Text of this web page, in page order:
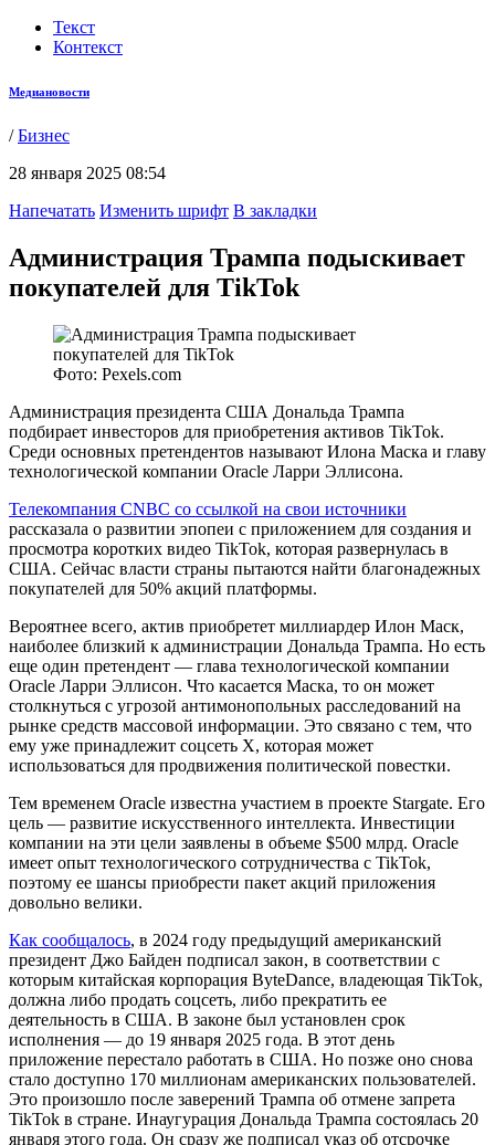
Текст
Контекст
Медиановости
/Бизнес
28 января 2025 08:54
Напечатать Изменить шрифт В закладки
Администрация Трампа подыскивает
покупателей для TikTok
Фото: Pexels.com
Администрация президента США Дональда Трампа
подбирает инвесторов для приобретения активов TikTok.
Среди основных претендентов называют Илона Маска и главу
технологической компании Oracle Ларри Эллисона.
Телекомпания CNBC со ссылкой на свои источники
рассказала о развитии эпопеи с приложением для создания и
просмотра коротких видео TikTok, которая развернулась в
США. Сейчас власти страны пытаются найти благонадежных
покупателей для 50% акций платформы.
Вероятнее всего, актив приобретет миллиардер Илон Маск,
наиболее близкий к администрации Дональда Трампа. Но есть
еще один претендент — глава технологической компании
Oracle Ларри Эллисон. Что касается Маска, то он может
столкнуться с угрозой антимонопольных расследований на
рынке средств массовой информации. Это связано с тем, что
ему уже принадлежит соцсеть Х, которая может
использоваться для продвижения политической повестки.
Тем временем Oracle известна участием в проекте Stargate. Его
цель — развитие искусственного интеллекта. Инвестиции
компании на эти цели заявлены в объеме $500 млрд. Oracle
имеет опыт технологического сотрудничества с TikTok,
поэтому ее шансы приобрести пакет акций приложения
довольно велики.
Как сообщалось, в 2024 году предыдущий американский
президент Джо Байден подписал закон, в соответствии с
которым китайская корпорация ByteDance, владеющая TikTok,
должна либо продать соцсеть, либо прекратить ее
деятельность в США. В законе был установлен срок
исполнения — до 19 января 2025 года. В этот день
приложение перестало работать в США. Но позже оно снова
стало доступно 170 миллионам американских пользователей.
Это произошло после заверений Трампа об отмене запрета
TikTok в стране. Инаугурация Дональда Трампа состоялась 20
января этого года. Он сразу же подписал указ об отсрочке